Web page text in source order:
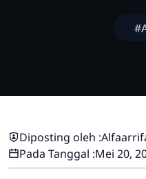
Diposting oleh :
Pada Tanggal :Mei 20,